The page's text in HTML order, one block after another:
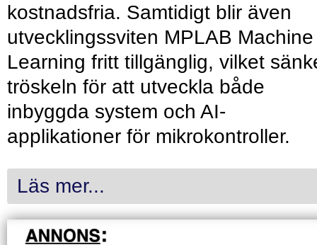
kostnadsfria. Samtidigt blir även
utvecklingssviten MPLAB Machine
Learning fritt tillgänglig, vilket
tröskeln för att utveckla både
inbyggda system och AI-
applikationer för mikrokontroller.
Läs mer...